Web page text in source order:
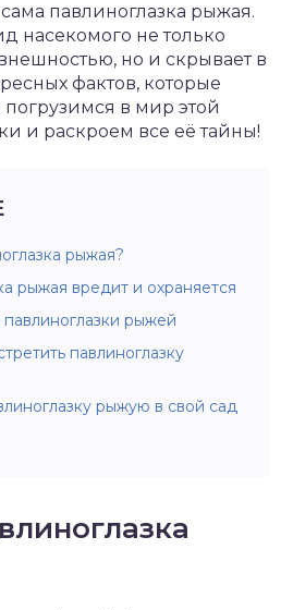
павлиноглазка рыжая.
насекомого не только
но и скрывает в
фактов, которые
погрузимся в мир этой
и раскроем все её тайны!
рыжая?
рыжая вредит и охраняется
рыжей
павлиноглазку
рыжую в свой сад